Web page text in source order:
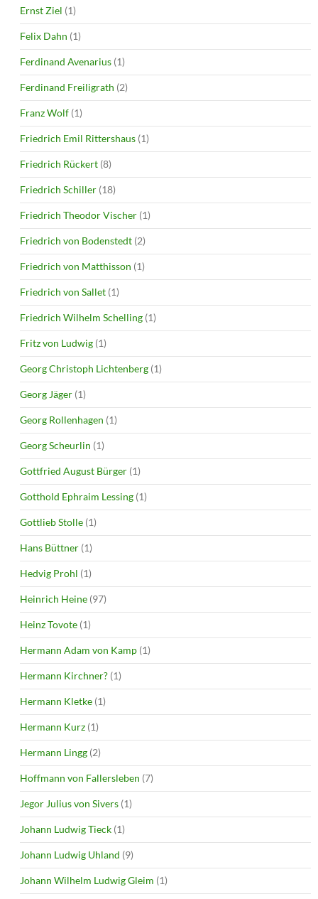
Ernst Ziel (1)
Felix Dahn (1)
Ferdinand Avenarius (1)
Ferdinand Freiligrath (2)
Franz Wolf (1)
Friedrich Emil Rittershaus (1)
Friedrich Rückert (8)
Friedrich Schiller (18)
Friedrich Theodor Vischer (1)
Friedrich von Bodenstedt (2)
Friedrich von Matthisson (1)
Friedrich von Sallet (1)
Friedrich Wilhelm Schelling (1)
Fritz von Ludwig (1)
Georg Christoph Lichtenberg (1)
Georg Jäger (1)
Georg Rollenhagen (1)
Georg Scheurlin (1)
Gottfried August Bürger (1)
Gotthold Ephraim Lessing (1)
Gottlieb Stolle (1)
Hans Büttner (1)
Hedvig Prohl (1)
Heinrich Heine (97)
Heinz Tovote (1)
Hermann Adam von Kamp (1)
Hermann Kirchner? (1)
Hermann Kletke (1)
Hermann Kurz (1)
Hermann Lingg (2)
Hoffmann von Fallersleben (7)
Jegor Julius von Sivers (1)
Johann Ludwig Tieck (1)
Johann Ludwig Uhland (9)
Johann Wilhelm Ludwig Gleim (1)